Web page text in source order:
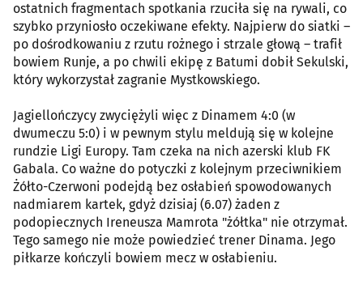
ostatnich fragmentach spotkania rzuciła się na rywali, co
szybko przyniosło oczekiwane efekty. Najpierw do siatki –
po dośrodkowaniu z rzutu rożnego i strzale głową – trafił
bowiem Runje, a po chwili ekipę z Batumi dobił Sekulski,
który wykorzystał zagranie Mystkowskiego.
Jagiellończycy zwyciężyli więc z Dinamem 4:0 (w
dwumeczu 5:0) i w pewnym stylu meldują się w kolejne
rundzie Ligi Europy. Tam czeka na nich azerski klub FK
Gabala. Co ważne do potyczki z kolejnym przeciwnikiem
Żółto-Czerwoni podejdą bez osłabień spowodowanych
nadmiarem kartek, gdyż dzisiaj (6.07) żaden z
podopiecznych Ireneusza Mamrota "żółtka" nie otrzymał.
Tego samego nie może powiedzieć trener Dinama. Jego
piłkarze kończyli bowiem mecz w osłabieniu.